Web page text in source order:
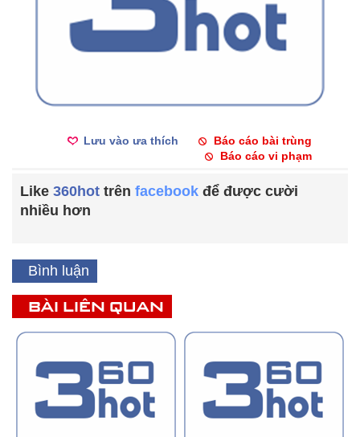
Lưu vào ưa thích
Báo cáo bài trùng
Báo cáo vi phạm
Like 360hot trên facebook để được cười
nhiều hơn
Bình luận
BÀI LIÊN QUAN